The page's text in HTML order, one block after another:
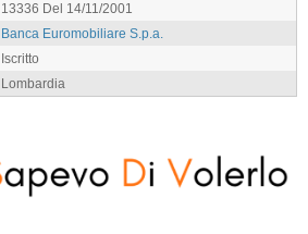
13336 Del 14/11/2001
Banca Euromobiliare S.p.a.
Iscritto
Lombardia